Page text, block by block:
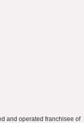
and operated franchisee of